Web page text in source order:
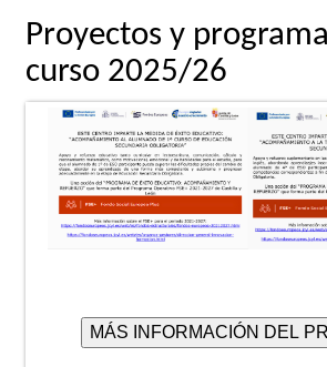
Proyectos y
curso 2025/26